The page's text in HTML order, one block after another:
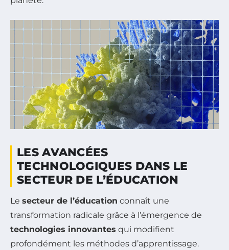
LES AVANCÉES
TECHNOLOGIQUES DANS LE
SECTEUR DE L’ÉDUCATION
Le secteur de l’éducation connaît une
transformation radicale grâce à l’émergence de
technologies innovantes qui modifient
profondément les méthodes d’apprentissage.